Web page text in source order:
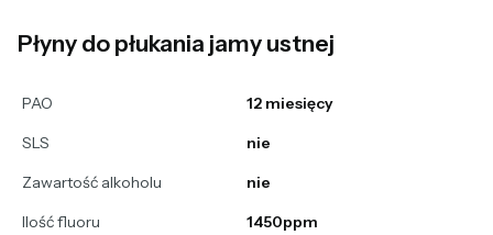
Płyny do płukania jamy ustnej
PAO
12 miesięcy
SLS
nie
Zawartość alkoholu
nie
Ilość fluoru
1450ppm